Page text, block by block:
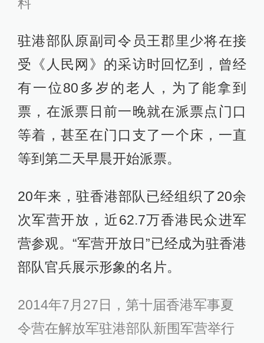
料
驻港部队原副司令员王郡里少将在接
受《人民网》的采访时回忆到，曾经
有一位80多岁的老人，为了能拿到
票，在派票日前一晚就在派票点门口
等着，甚至在门口支了一个床，一直
等到第二天早晨开始派票。
20年来，驻香港部队已经组织了20余
次军营开放，近62.7万香港民众进军
营参观。“军营开放日”已经成为驻香港
部队官兵展示形象的名片。
2014年7月27日，第十届香港军事夏
令营在解放军驻港部队新围军营举行